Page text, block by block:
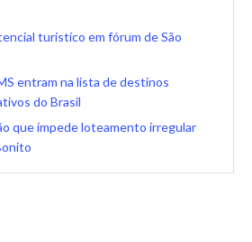
turístico em fórum de São
entram na lista de destinos
do Brasil
que impede loteamento irregular